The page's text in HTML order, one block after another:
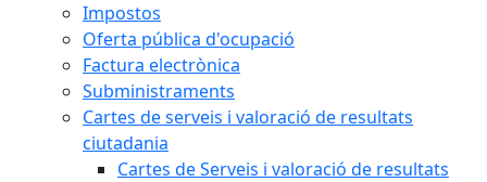
Impostos
Oferta pública d'ocupació
Factura electrònica
Subministraments
Cartes de serveis i valoració de resultats
ciutadania
Cartes de Serveis i valoració de resultats